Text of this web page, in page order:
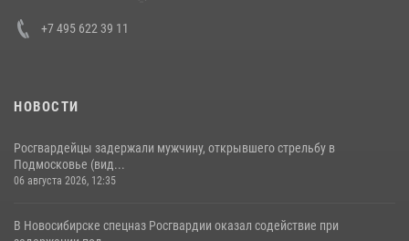
+7 495 622 39 11
НОВОСТИ
Росгвардейцы задержали мужчину, открывшего стрельбу в
Подмосковье (вид...
06 августа 2026, 12:35
В Новосибирске спецназ Росгвардии оказал содействие при